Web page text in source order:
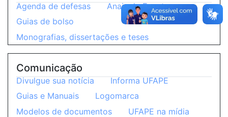
Agenda de defesas
Anais de Eventos
Guias de bolso
Monografias, dissertações e teses
Comunicação
Divulgue sua notícia
Informa UFAPE
Guias e Manuais
Logomarca
Modelos de documentos
UFAPE na mídia